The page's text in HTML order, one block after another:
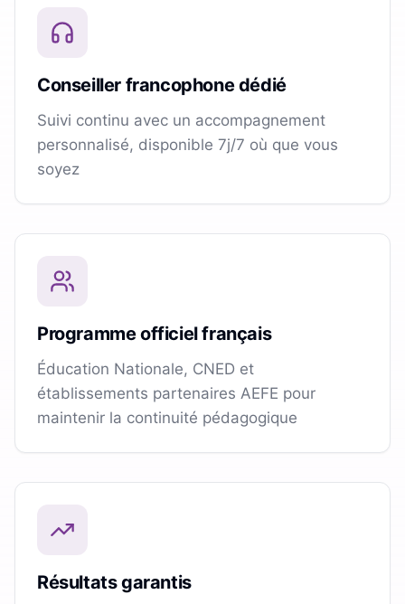
Conseiller francophone dédié
Suivi continu avec un accompagnement
personnalisé, disponible 7j/7 où que vous
soyez
Programme officiel français
Éducation Nationale, CNED et
établissements partenaires AEFE pour
maintenir la continuité pédagogique
Résultats garantis